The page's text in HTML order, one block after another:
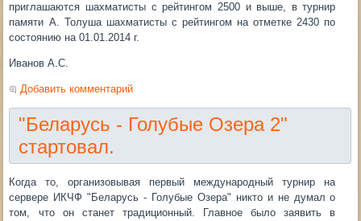
приглашаются шахматисты с рейтингом 2500 и выше, в турнир
памяти А. Толуша шахматисты с рейтингом на отметке 2430 по
состоянию на 01.01.2014 г.
Иванов А.С.
Добавить комментарий
"Беларусь - Голубые Озера 2"
стартовал.
Когда то, организовывая первый международный турнир на
сервере ИКЧФ "Беларусь - Голубые Озера" никто и не думал о
том, что он станет традиционный. Главное было заявить в